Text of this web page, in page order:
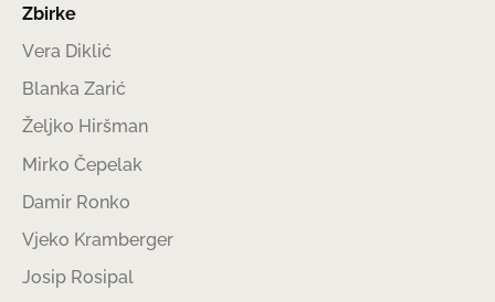
Zbirke
Vera Diklić
Blanka Zarić
Željko Hiršman
Mirko Čepelak
Damir Ronko
Vjeko Kramberger
Josip Rosipal